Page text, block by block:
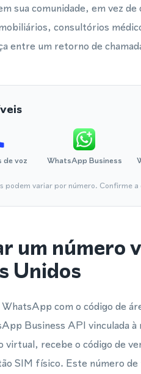
sua comunidade, em vez
consultórios
entre um retorno de
de voz WhatsApp Business
podem variar por número. Confirme
um
Unidos
com o código de
Business API vinculada
virtual, recebe o código de
SIM físico. Este número